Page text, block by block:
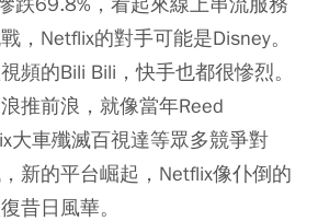
，Netflix的對手可能是Disney。
頻的Bili Bili，快手也都很慘烈。
推前浪，就像當年Reed
大車殲滅百視達等眾多競爭對
新的平台崛起，Netflix像仆倒的
昔日風華。